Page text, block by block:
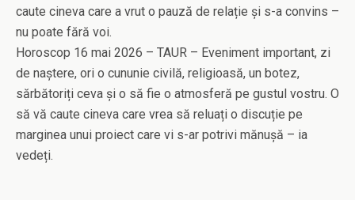
caute cineva care a vrut o pauză de relație și s-a convins –
nu poate fără voi.
Horoscop 16 mai 2026 – TAUR – Eveniment important, zi
de naștere, ori o cununie civilă, religioasă, un botez,
sărbătoriți ceva și o să fie o atmosferă pe gustul vostru. O
să vă caute cineva care vrea să reluați o discuție pe
marginea unui proiect care vi s-ar potrivi mănușă – ia
vedeți.